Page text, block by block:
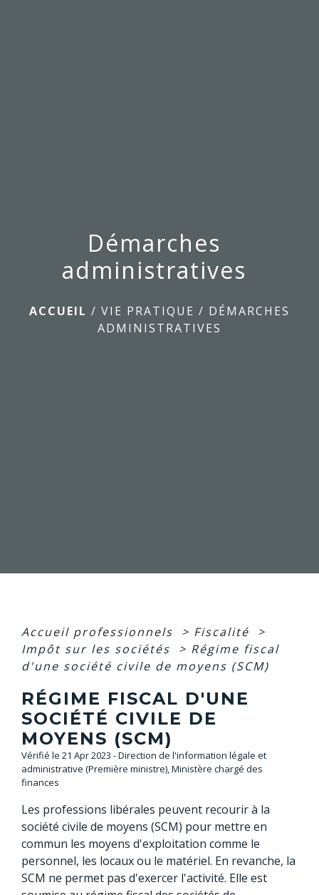
Démarches
administratives
ACCUEIL / VIE PRATIQUE / DÉMARCHES
ADMINISTRATIVES
Accueil professionnels > Fiscalité
>
Impôt sur les sociétés
> Régime fiscal
d'une société civile de moyens (SCM)
RÉGIME FISCAL D'UNE
SOCIÉTÉ CIVILE DE
MOYENS (SCM)
Vérifié le 21 Apr 2023 - Direction de l'information légale et
administrative (Première ministre), Ministère chargé des
finances
Les professions libérales peuvent recourir à la
société civile de moyens (SCM) pour mettre en
commun les moyens d'exploitation comme le
personnel, les locaux ou le matériel. En revanche, la
SCM ne permet pas d'exercer l'activité. Elle est